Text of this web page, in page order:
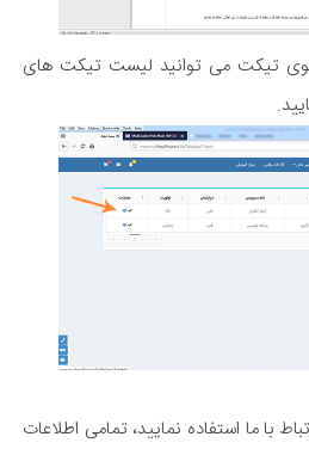
تیکت می توانید لیست تیکت های
با ما استفاده نمایید، تمامی اطلاعات